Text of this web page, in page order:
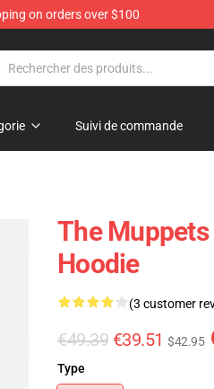
on orders over $100
Suivi de commande
The Muppets
Hoodie
(3 customer
€49.39 €39.51 $42.95
Type